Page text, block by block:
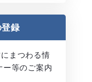
登録
まつわる情
ー等のご案内